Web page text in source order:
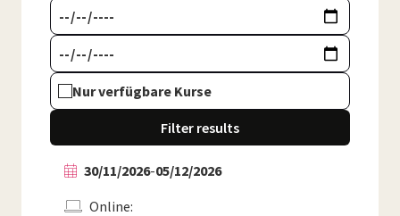
Nur verfügbare Kurse
Filter results
30/11/2026-05/12/2026
Online